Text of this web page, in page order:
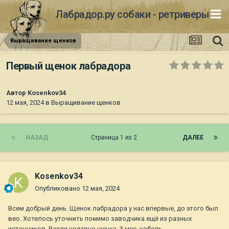
Лабрадор.ру собаки - ретриверы
Выращивание щенков
Первый щенок лабрадора
Автор Kosenkov34
12 мая, 2024в Выращивание щенков
НАЗАД ДАЛЕЕ
Страница 1 из 2
Kosenkov34
Опубликовано 12 мая, 2024
Всем добрый день. Щенок лабрадора у нас впервые, до этого был
вео. Хотелось уточнить помимо заводчика ещё из разных